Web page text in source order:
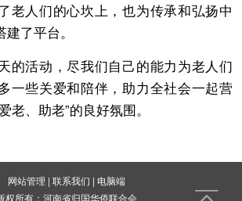
老人们的心坎上，也为传承和弘扬中
了平台。
活动，尽我们自己的能力为老人们
一些关爱和陪伴，助力全社会一起营
老、助老”的良好氛围。
网站管理 | 联系我们 | 电脑端
权所有：河南省归国华侨联合会